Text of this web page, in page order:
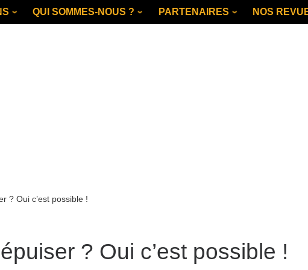
QUI SOMMES-NOUS ? PARTENAIRES NOS
? Oui c’est possible !
? Oui c’est possible !